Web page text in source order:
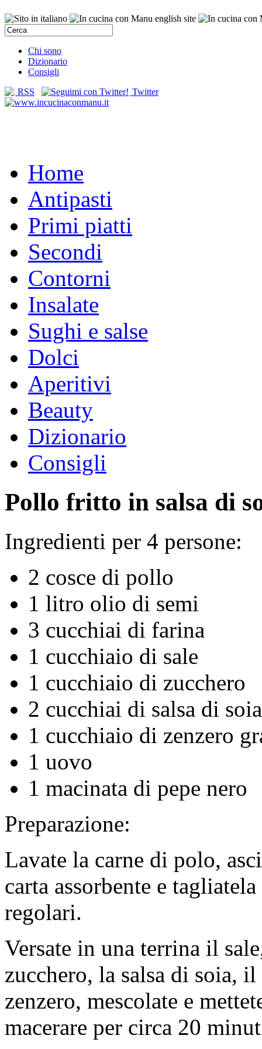
Chi sono
Dizionario
Consigli
RSS
Twitter
Home
Antipasti
Primi piatti
Secondi
Contorni
Insalate
Sughi e salse
Dolci
Aperitivi
Beauty
Dizionario
Consigli
Pollo fritto in salsa di
Ingredienti per 4 persone:
2 cosce di pollo
1 litro olio di semi
3 cucchiai di farina
1 cucchiaio di sale
1 cucchiaio di zucchero
2 cucchiai di salsa di soia
1 cucchiaio di zenzero
1 uovo
1 macinata di pepe nero
Preparazione:
Lavate la carne di polo,
carta assorbente e
regolari.
Versate in una terrina il
zucchero, la salsa di soia, il
zenzero, mescolate e
macerare per circa 20